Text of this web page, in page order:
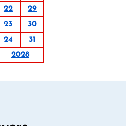
22
29
23
30
24
31
2028